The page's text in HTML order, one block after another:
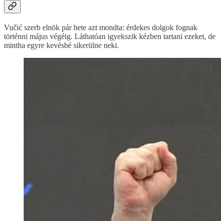
Vučić szerb elnök pár hete azt mondta: érdekes dolgok fognak
történni május végéig. Láthatóan igyekszik kézben tartani ezeket, de
mintha egyre kevésbé sikerülne neki.